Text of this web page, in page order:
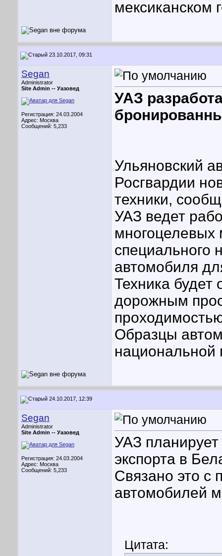
мексиканском
23.10.2017, 09:31
Segan
Administrator
Site Admin -- Уазовед
Регистрация: 24.03.2004
Адрес: Москва
Сообщений: 5,233
УАЗ
Ульяновский
Росгвардии
техники,
УАЗ ведет
специального
автомобиля
Техника будет
дорожным
Образцы
национальной
24.10.2017, 12:39
Segan
Administrator
Site Admin -- Уазовед
Регистрация: 24.03.2004
Адрес: Москва
Сообщений: 5,233
УАЗ
экспорта в
Связано это с
автомобилей
Цитата: